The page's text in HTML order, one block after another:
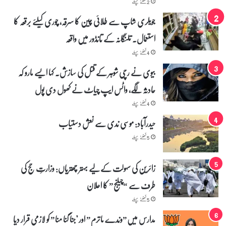
جویلری شاپ سے طلائی چین کا سرقہ، چوری کیلئے برقعہ کا
استعمال۔ تلنگانہ کے تانڈور میں واقعہ
4 گھنٹے پہلے
بیوی نے رچی شوہر کے قتل کی سازش۔ کہا ایسے مارو کہ
حادثہ لگے، واٹس ایپ چیاٹ نے کھول دی پول
4 گھنٹے پہلے
حیدرآباد: موسی ندی سے نعش دستیاب
5 گھنٹے پہلے
زائرین کی سہولت کے لیے بہتر چھتریاں: وزارتِ حج کی
طرف سے “چیلنج” کا اعلان
5 گھنٹے پہلے
مدارس میں”وندے ماترم” اور "جنا گنا منا” کو لازمی قرار دیا